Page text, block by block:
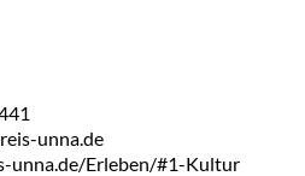
unna.de
Erleben/#1-Kultur